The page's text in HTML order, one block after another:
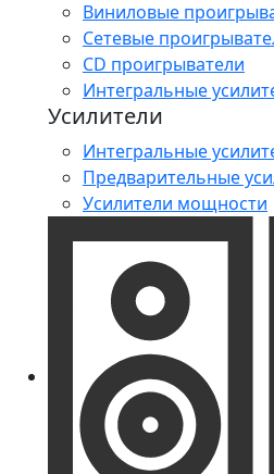
Виниловые
Сетевые
CD проигрыватели
Интегральные
Усилители
Интегральные
Предварительные
Усилители мощности